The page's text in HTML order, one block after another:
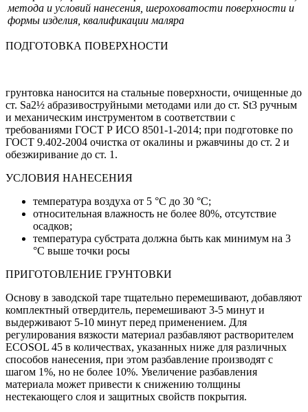
метода и условий нанесения, шероховатости поверхности и
формы изделия, квалификации маляра
ПОДГОТОВКА ПОВЕРХНОСТИ
грунтовка наносится на стальные поверхности, очищенные до
ст. Sa2½ абразивоструйными методами или до ст. St3 ручным
и механическим инструментом в соответствии с
требованиями ГОСТ Р ИСО 8501-1-2014; при подготовке по
ГОСТ 9.402-2004 очистка от окалины и ржавчины до ст. 2 и
обезжиривание до ст. 1.
УСЛОВИЯ НАНЕСЕНИЯ
температура воздуха от 5 °С до 30 °С;
относительная влажность не более 80%, отсутствие
осадков;
температура субстрата должна быть как минимум на 3
°С выше точки росы
ПРИГОТОВЛЕНИЕ ГРУНТОВКИ
Основу в заводской таре тщательно перемешивают, добавляют
комплектный отвердитель, перемешивают 3-5 минут и
выдерживают 5-10 минут перед применением. Для
регулирования вязкости материал разбавляют растворителем
ECOSOL 45 в количествах, указанных ниже для различных
способов нанесения, при этом разбавление производят с
шагом 1%, но не более 10%. Увеличение разбавления
материала может привести к снижению толщины
нестекающего слоя и защитных свойств покрытия.